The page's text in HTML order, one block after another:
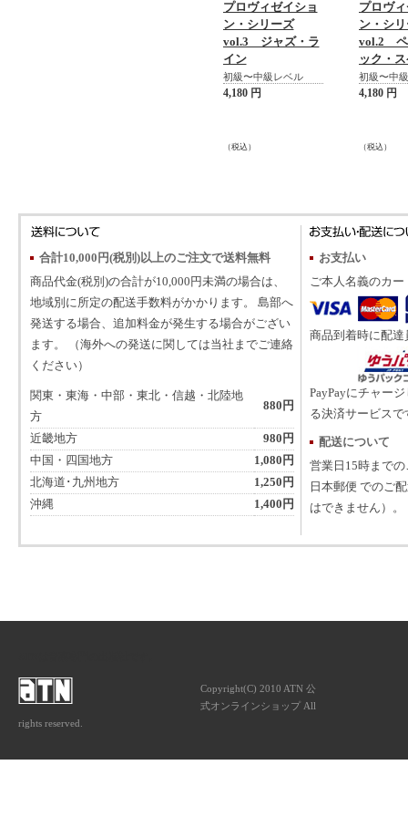
プロヴィゼイショ
ン・シリーズ
vol.3 ジャズ・ラ
イン
初級〜中級レベル
4,180 円
（税込）
プロヴ
ン・シ
vol.2 ペ
ック・
初級〜中
4,180 円
（税込）
合計10,000円(税別)以上のご注文で送料無料
商品代金(税別)の合計が10,000円未満の場合は、
地域別に所定の配送手数料がかかります。 島部へ
発送する場合、追加料金が発生する場合がござい
ます。 （海外への発送に関しては当社までご連絡
ください）
関東・東海・中部・東北・信越・北陸地
方
880円
近畿地方
980円
中国・四国地方
1,080円
北海道･九州地方
1,250円
沖縄
1,400円
お支払い
ご本人名義のカ
商品到着時に配
PayPayにチャー
る決済サービスで
配送について
営業日15時まで
日本郵便 でのご
はできません）。
Copyright(C) 2010 ATN 公
式オンラインショップ All
rights reserved.